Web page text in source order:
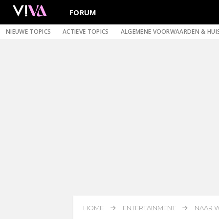
FORUM
NIEUWE TOPICS ACTIEVE TOPICS ALGEMENE VOORWAARDEN &
HOME ENTERTAINMENT NAAR